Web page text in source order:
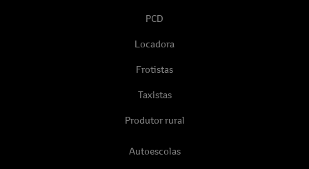
PCD
Locadora
Frotistas
Taxistas
Produtor rural
Autoescolas